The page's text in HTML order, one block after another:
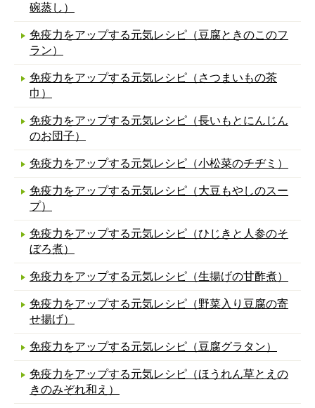
碗蒸し）
免疫力をアップする元気レシピ（豆腐ときのこのフ
ラン）
免疫力をアップする元気レシピ（さつまいもの茶
巾）
免疫力をアップする元気レシピ（長いもとにんじん
のお団子）
免疫力をアップする元気レシピ（小松菜のチヂミ）
免疫力をアップする元気レシピ（大豆もやしのスー
プ）
免疫力をアップする元気レシピ（ひじきと人参のそ
ぼろ煮）
免疫力をアップする元気レシピ（生揚げの甘酢煮）
免疫力をアップする元気レシピ（野菜入り豆腐の寄
せ揚げ）
免疫力をアップする元気レシピ（豆腐グラタン）
免疫力をアップする元気レシピ（ほうれん草とえの
きのみぞれ和え）